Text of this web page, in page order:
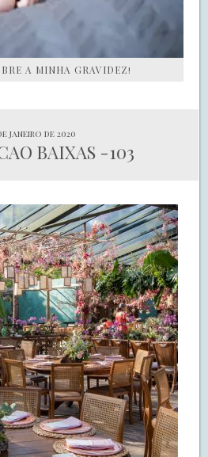
A MINHA GRAVIDEZ!
janeiro de 2020
BAIXAS -103